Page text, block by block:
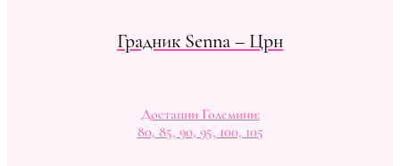
Градник Senna – Црн
Достапни Големини:
80, 85, 90, 95, 100, 105